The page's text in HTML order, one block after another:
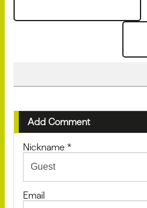
Add Comment
Nickname *
Email